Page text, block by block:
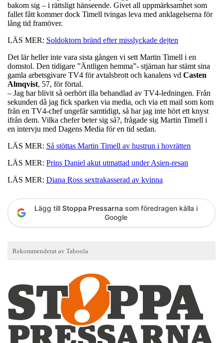
bakom sig – i rättsligt hänseende. Givet all uppmärksamhet som
fallet fått kommer dock Timell tvingas leva med anklagelserna för
lång tid framöver.
LÄS MER: Soldoktorn bränd efter misslyckade dejten
Det lär heller inte vara sista gången vi sett Martin Timell i en
domstol. Den tidigare ”Äntligen hemma”- stjärnan har stämt sina
gamla arbetsgivare TV4 för avtalsbrott och kanalens vd Casten
Almqvist, 57, för förtal.
– Jag har blivit så oerhört illa behandlad av TV4-ledningen. Från
sekunden då jag fick sparken via media, och via ett mail som kom
från en TV4-chef ungefär samtidigt, så har jag inte hört ett knyst
ifrån dem. Vilka chefer beter sig så?, frågade sig Martin Timell i
en intervju med Dagens Media för en tid sedan.
LÄS MER: Så stöttas Martin Timell av hustrun i hovrätten
LÄS MER: Prins Daniel akut utmattad under Asien-resan
LÄS MER: Diana Ross sextrakasserad av kvinna
Lägg till Stoppa Pressarna som föredragen källa i
Google